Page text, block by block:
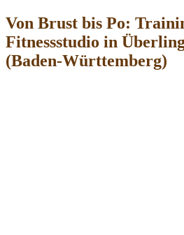
Von Brust bis Po:
Fitnessstudio in
(Baden-Württemberg)